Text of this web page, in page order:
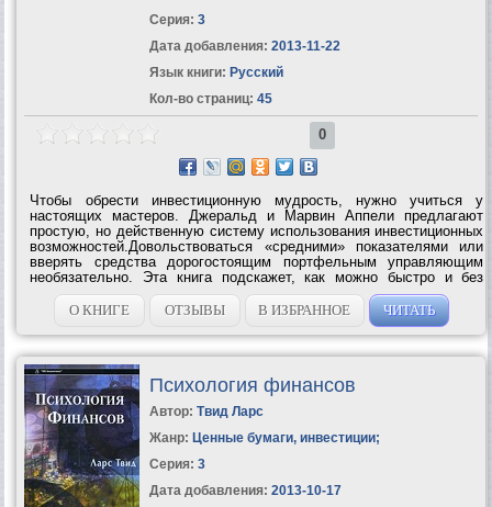
Серия: 3
Дата добавления: 2013-11-22
Язык книги: Русский
Кол-во страниц: 45
0
Чтобы обрести инвестиционную мудрость, нужно учиться у
настоящих мастеров. Джеральд и Марвин Аппели предлагают
простую, но действенную систему использования инвестиционных
возможностей.Довольствоваться «средними» показателями или
вверять средства дорогостоящим портфельным управляющим
необязательно. Эта книга подскажет, как можно быстро и без
лишних усилий составить оптимальный инвестиционный
портфель, а также как...
О КНИГЕ ОТЗЫВЫ В ИЗБРАННОЕ ЧИТАТЬ
Психология финансов
Автор: Твид Ларс
Жанр: Ценные бумаги, инвестиции;
Серия: 3
Дата добавления: 2013-10-17